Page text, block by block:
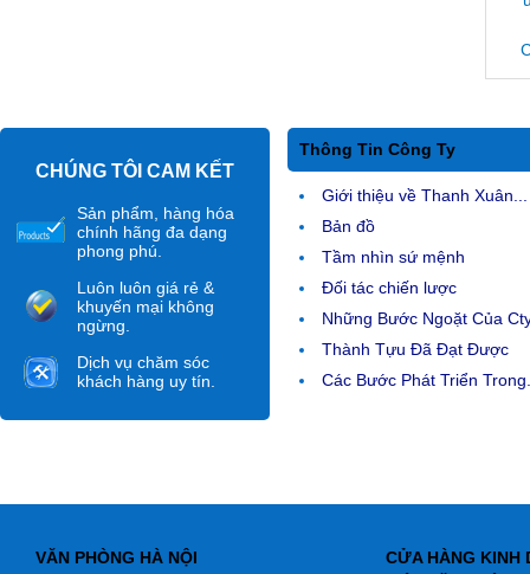
CHÚNG TÔI CAM KẾT
Sản phẩm, hàng hóa
chính hãng đa dạng
phong phú.
Luôn luôn giá rẻ &
khuyến mại không
ngừng.
Dịch vụ chăm sóc
khách hàng uy tín.
Thông Tin Công Ty
Giới thiệu về Thanh Xuân...
Bản đồ
Tầm nhìn sứ mệnh
Đối tác chiến lược
Những Bước Ngoặt Của
Thành Tựu Đã Đạt Được
Các Bước Phát Triển
VĂN PHÒNG HÀ NỘI
CỬA HÀNG KINH